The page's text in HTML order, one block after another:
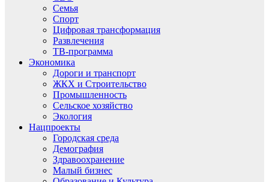
Семья
Спорт
Цифровая трансформация
Развлечения
ТВ-программа
Экономика
Дороги и транспорт
ЖКХ и Строительство
Промышленность
Сельское хозяйство
Экология
Нацпроекты
Городская среда
Демография
Здравоохранение
Малый бизнес